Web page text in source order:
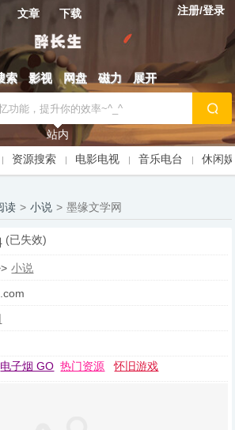
文章 下载 注册/登录
索 影视 网盘 磁力 展开
站内
资源搜索 电影电视 音乐电台 休闲
读 > 小说 > 墨缘文学网
(已失效)
小说
电子烟 GO 热门资源 怀旧游戏